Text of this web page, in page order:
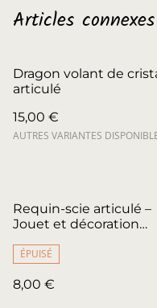
Articles connexes
Dragon volant de
articulé
15,00 €
AUTRES VARIANTES
Requin-scie articulé –
Jouet et décoration
ÉPUISÉ
8,00 €